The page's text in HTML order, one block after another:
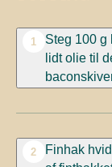
1
Steg 100 g
lidt olie til
2
Finhak